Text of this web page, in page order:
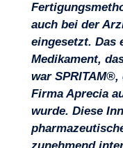
auch bei der
eingesetzt. Das
Medikament,
war SPRITAM®,
Firma Aprecia
wurde. Diese